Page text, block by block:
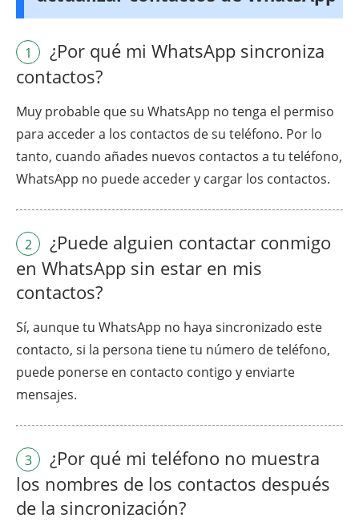
1
¿Por qué mi WhatsApp sincroniza
contactos?
Muy probable que su WhatsApp no tenga el permiso
para acceder a los contactos de su teléfono. Por lo
tanto, cuando añades nuevos contactos a tu teléfono,
WhatsApp no puede acceder y cargar los contactos.
2
¿Puede alguien contactar conmigo
en WhatsApp sin estar en mis
contactos?
Sí, aunque tu WhatsApp no haya sincronizado este
contacto, si la persona tiene tu número de teléfono,
puede ponerse en contacto contigo y enviarte
mensajes.
3
¿Por qué mi teléfono no muestra
los nombres de los contactos después
de la sincronización?